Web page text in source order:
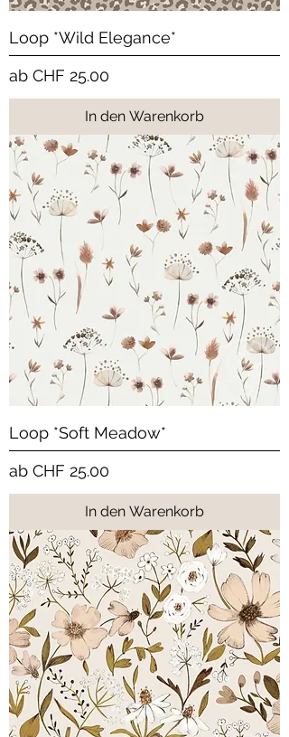
Loop *Wild Elegance*
ab CHF 25.00
Sale-Preis
In den Warenkorb
Loop *Soft Meadow*
ab CHF 25.00
Sale-Preis
In den Warenkorb